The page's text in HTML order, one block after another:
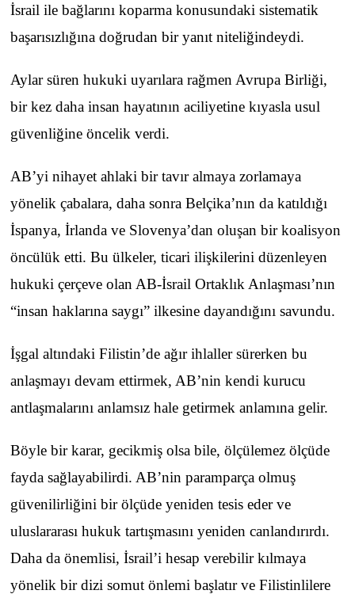
İsrail ile bağlarını koparma konusundaki sistematik
başarısızlığına doğrudan bir yanıt niteliğindeydi.
Aylar süren hukuki uyarılara rağmen Avrupa Birliği,
bir kez daha insan hayatının aciliyetine kıyasla usul
güvenliğine öncelik verdi.
AB’yi nihayet ahlaki bir tavır almaya zorlamaya
yönelik çabalara, daha sonra Belçika’nın da katıldığı
İspanya, İrlanda ve Slovenya’dan oluşan bir koalisyon
öncülük etti. Bu ülkeler, ticari ilişkilerini düzenleyen
hukuki çerçeve olan AB-İsrail Ortaklık Anlaşması’nın
“insan haklarına saygı” ilkesine dayandığını savundu.
İşgal altındaki Filistin’de ağır ihlaller sürerken bu
anlaşmayı devam ettirmek, AB’nin kendi kurucu
antlaşmalarını anlamsız hale getirmek anlamına gelir.
Böyle bir karar, gecikmiş olsa bile, ölçülemez ölçüde
fayda sağlayabilirdi. AB’nin paramparça olmuş
güvenilirliğini bir ölçüde yeniden tesis eder ve
uluslararası hukuk tartışmasını yeniden canlandırırdı.
Daha da önemlisi, İsrail’i hesap verebilir kılmaya
yönelik bir dizi somut önlemi başlatır ve Filistinlilere